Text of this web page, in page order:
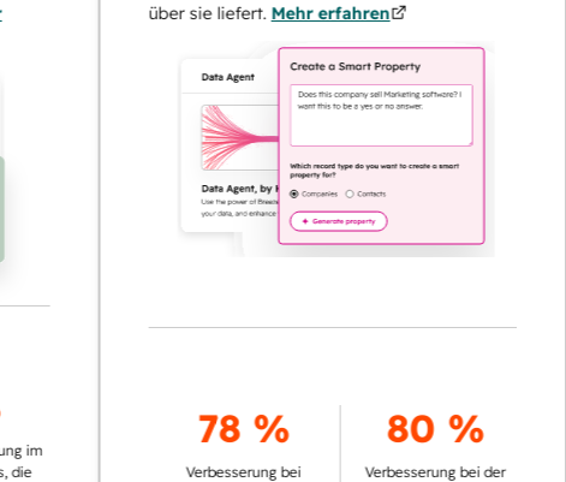
über sie liefert.Mehr erfahren
78 %
Verbesserung bei
80 %
Verbesserung bei der